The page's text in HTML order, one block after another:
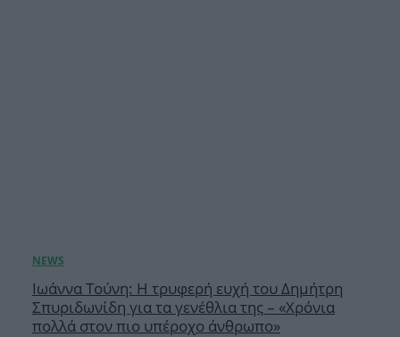
Ιωάννα Τούνη: Η τρυφερή ευχή του Δημήτρη
Σπυριδωνίδη για τα γενέθλια της – «Χρόνια
πολλά στον πιο υπέροχο άνθρωπο»